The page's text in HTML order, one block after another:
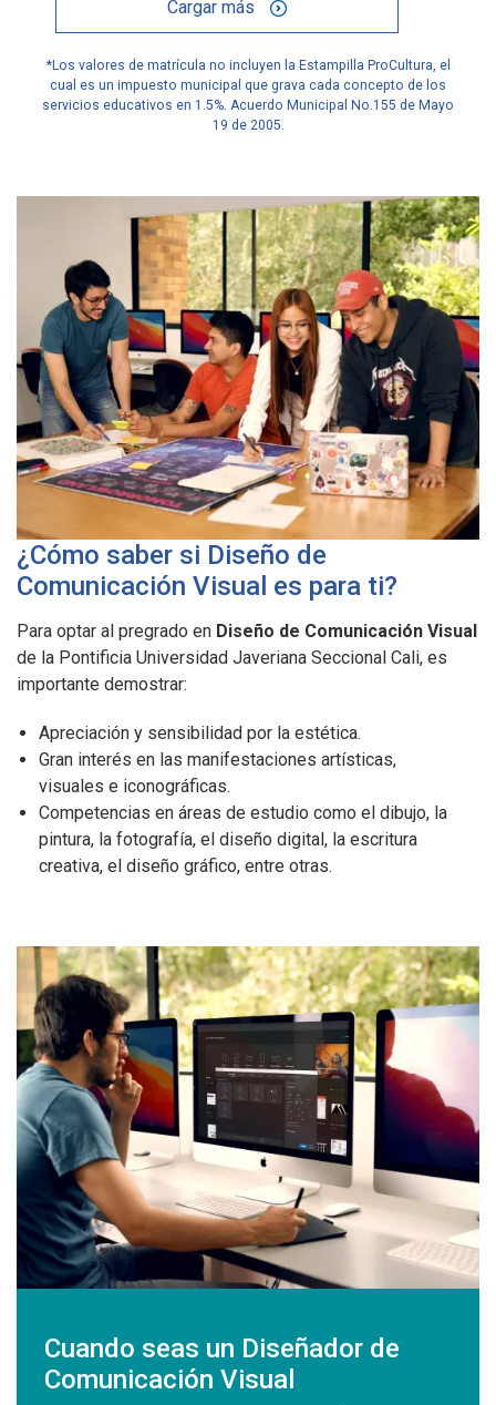
Cargar más
*Los valores de matrícula no incluyen la Estampilla ProCultura, el
cual es un impuesto municipal que grava cada concepto de los
servicios educativos en 1.5%. Acuerdo Municipal No.155 de Mayo
19 de 2005.
¿Cómo saber si Diseño de
Comunicación Visual es para ti?
Para optar al pregrado en Diseño de Comunicación Visual
de la Pontificia Universidad Javeriana Seccional Cali, es
importante demostrar:
Apreciación y sensibilidad por la estética.
Gran interés en las manifestaciones artísticas,
visuales e iconográficas.
Competencias en áreas de estudio como el dibujo, la
pintura, la fotografía, el diseño digital, la escritura
creativa, el diseño gráfico, entre otras.
Cuando seas un Diseñador de
Comunicación Visual